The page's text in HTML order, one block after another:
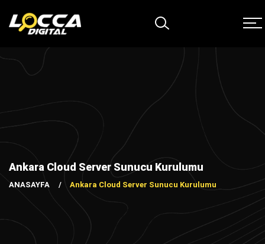
Ankara Cloud Server Sunucu Kurulumu
ANASAYFA Ankara Cloud Server Sunucu Kurulumu